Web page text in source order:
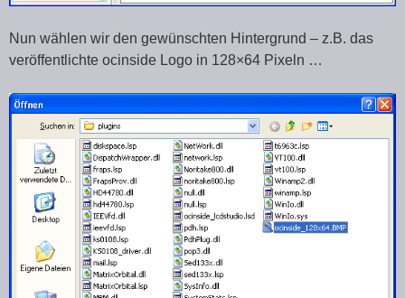
Nun wählen wir den gewünschten Hintergrund – z.B. das
veröffentlichte ocinside Logo in 128×64 Pixeln …